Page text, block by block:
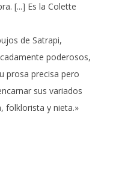
[...] Es la Colette
de Satrapi,
poderosos,
prosa precisa pero
sus variados
folklorista y nieta.»